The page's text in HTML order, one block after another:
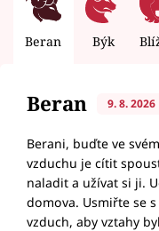
Beran Býk
Beran 9. 8. 2026
Berani, buďte ve
vzduchu je cítit
naladit a užívat si ji.
domova. Usmiřte se
vzduch, aby vztahy